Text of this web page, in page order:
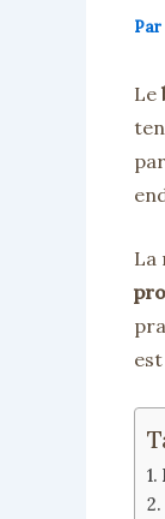
Par
Le
La